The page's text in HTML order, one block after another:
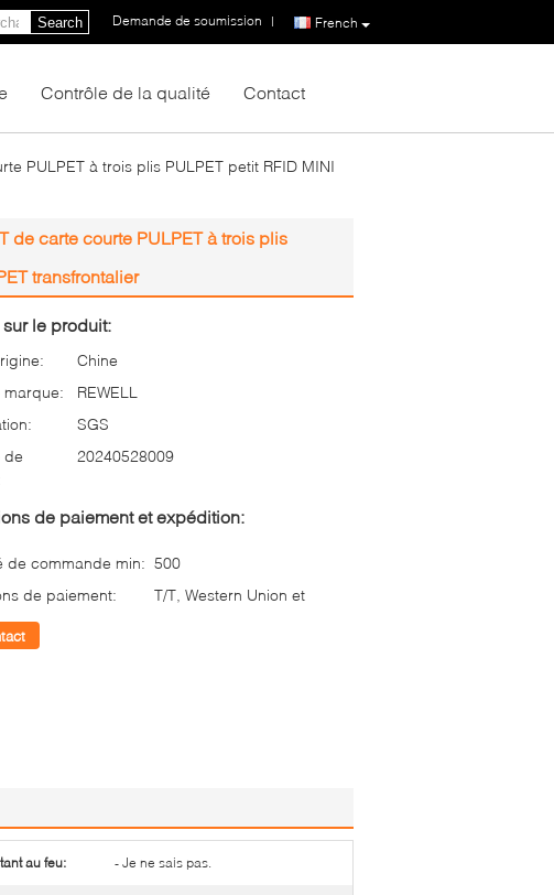
French
Demande de soumission |
Search
Contrôle de la qualité Contact
PULPET à trois plis PULPET petit RFID MINI
de carte courte PULPET à trois plis
transfrontalier
le produit:
Chine
marque:
REWELL
SGS
de
20240528009
de paiement et expédition:
de commande min: 500
de paiement:
T/T, Western Union et
au feu: - Je ne sais pas.